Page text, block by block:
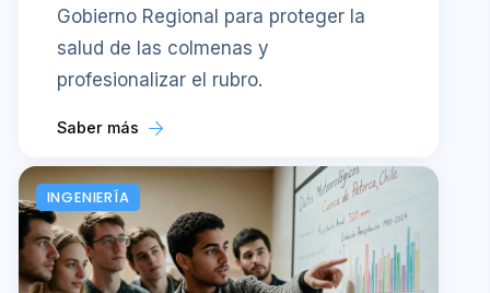
Gobierno Regional para proteger la
salud de las colmenas y
profesionalizar el rubro.
Saber más
INGENIERÍA